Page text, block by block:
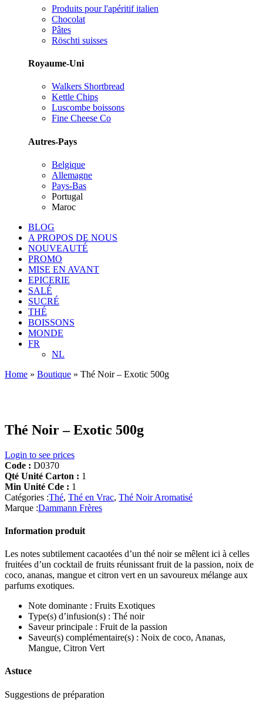
Produits pour l'apéritif italien
Chocolat
Pâtes
Röschti suisses
Royaume-Uni
Walkers Shortbread
Kettle Chips
Luscombe boissons
Fine Cheese Co
Autres-Pays
Belgique
Allemagne
Pays-Bas
Portugal
Maroc
BLOG
A PROPOS DE NOUS
NOUVEAUTÉ
PROMO
MISE EN AVANT
EPICERIE
SALÉ
SUCRÉ
THÉ
BOISSONS
MONDE
FR
NL
Home » Boutique » Thé Noir – Exotic 500g
Thé Noir – Exotic 500g
Login to see prices
Code : D0370
Qté Unité Carton : 1
Min Unité Cde : 1
Catégories :Thé, Thé en Vrac, Thé Noir Aromatisé
Marque :Dammann Frères
Information produit
Les notes subtilement cacaotées d’un thé noir se mêlent ici à celles
fruitées d’un cocktail de fruits réunissant fruit de la passion, noix de
coco, ananas, mangue et citron vert en un savoureux mélange aux
parfums exotiques.
Note dominante : Fruits Exotiques
Type(s) d’infusion(s) : Thé noir
Saveur principale : Fruit de la passion
Saveur(s) complémentaire(s) : Noix de coco, Ananas,
Mangue, Citron Vert
Astuce
Suggestions de préparation